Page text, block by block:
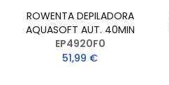
ROWENTA DEPILADORA
AQUASOFT AUT. 40MIN
EP4920F0
51,99 €